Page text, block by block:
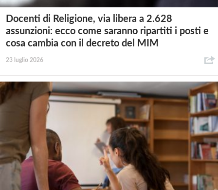
Docenti di Religione, via libera a 2.628
assunzioni: ecco come saranno ripartiti i posti e
cosa cambia con il decreto del MIM
23 luglio 2026